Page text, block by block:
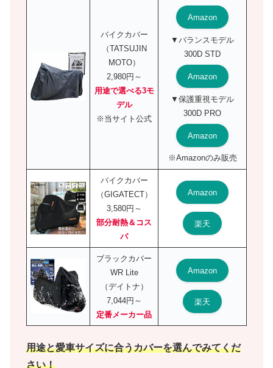
バイクカバー
（TATSUJIN
MOTO）
2,980円～
用途で選べる3モ
デル
※当サイト公式
Amazon
▼バランスモデル
300D STD
Amazon
▼保護重視モデル
300D PRO
Amazon
※Amazonのみ販売
バイクカバー
（GIGATECT）
3,580円～
部分耐熱＆コス
パ
Amazon
楽天
ブラックカバー
WR Lite
（デイトナ）
7,044円～
定番メーカー品
Amazon
楽天
用途と愛車サイズに合うカバーを選んでみてくだ
さい！